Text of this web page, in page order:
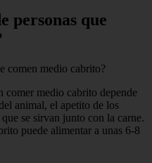
personas que
comen medio cabrito?
comer medio cabrito depende
animal, el apetito de los
se sirvan junto con la carne.
puede alimentar a unas 6-8